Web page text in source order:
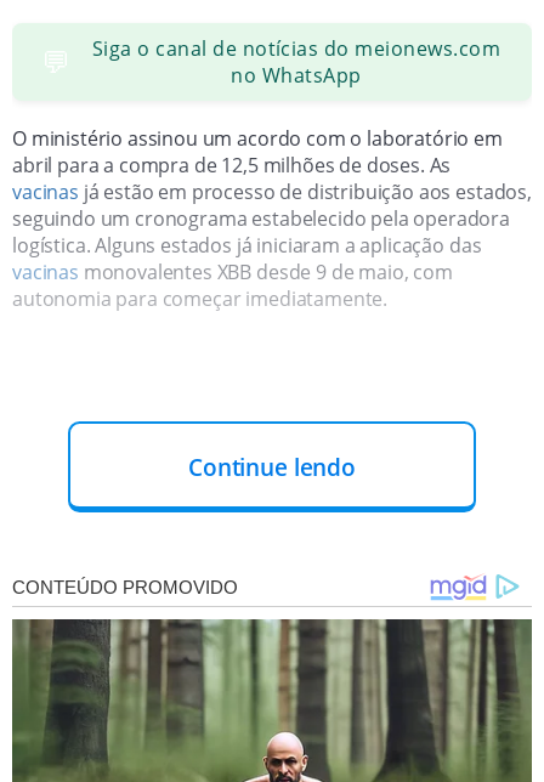
💬
Siga o canal de notícias do meionews.com
no WhatsApp
O ministério assinou um acordo com o laboratório em
abril para a compra de 12,5 milhões de doses. As
vacinas já estão em processo de distribuição aos estados,
seguindo um cronograma estabelecido pela operadora
logística. Alguns estados já iniciaram a aplicação das
vacinas monovalentes XBB desde 9 de maio, com
autonomia para começar imediatamente.
Embora o número de doses
adquiridas não seja
suficiente para atingir toda a
população-alvo
, o
Ministério da Saúde afirma que essa
compra
emergencial
suprirá estados e municípios até que novas
Continue lendo